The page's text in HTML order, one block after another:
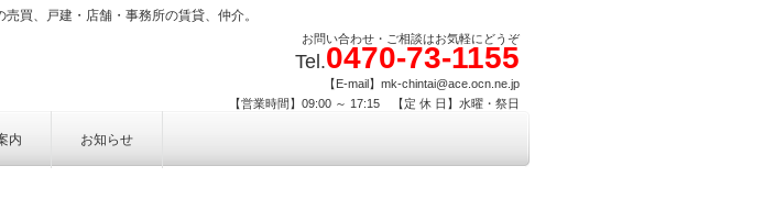
買、戸建・店舗・事務所の賃貸、仲介。
お問い合わせ・ご相談はお気軽にどうぞ
Tel.0470-73-1155
【E-mail】mk-chintai@ace.ocn.ne.jp
【営業時間】09:00 ～ 17:15 【定 休 日】水曜・祭日
内 お知らせ